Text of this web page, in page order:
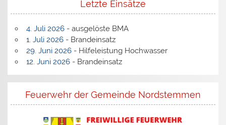
Letzte Einsätze
4. Juli 2026- ausgelöste BMA
1. Juli 2026- Brandeinsatz
29. Juni 2026- Hilfeleistung Hochwasser
12. Juni 2026- Brandeinsatz
Feuerwehr der Gemeinde Nordstemmen